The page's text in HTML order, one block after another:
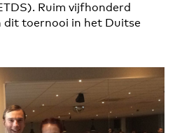
Ruim vijfhonderd
dit toernooi in het Duitse